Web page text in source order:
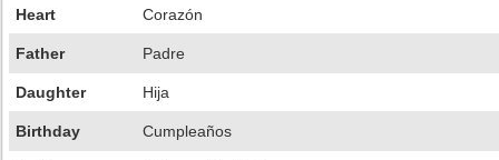
Heart Corazón
Father Padre
Daughter Hija
Birthday Cumpleaños